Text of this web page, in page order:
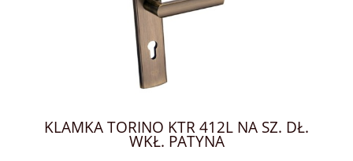
KLAMKA TORINO KTR 412L NA SZ. DŁ.
WKŁ. PATYNA